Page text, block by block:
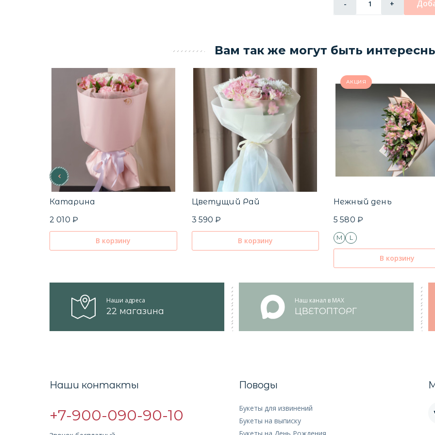
- +
Вам так же могут быть
Катарина
2 010 ₽
В корзину
Цветущий Рай
3 590 ₽
В корзину
АКЦИЯ
Нежный день
5 580 ₽
M L
В корзину
Наши адреса
22 магазина
Наш канал в MAX
ЦВЕТОПТОРГ
Наши контакты
+7-900-090-90-10
Поводы
Букеты для извинений
Букеты на выписку